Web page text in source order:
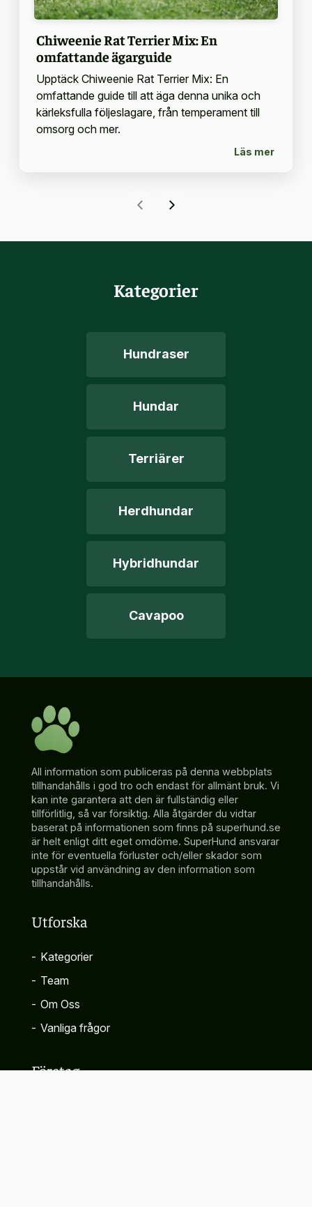
Chiweenie Rat Terrier Mix: En
omfattande ägarguide
Upptäck Chiweenie Rat Terrier Mix: En
omfattande guide till att äga denna unika och
kärleksfulla följeslagare, från temperament till
omsorg och mer.
Läs mer
Kategorier
Hundraser
Hundar
Terriärer
Herdhundar
Hybridhundar
Cavapoo
All information som publiceras på denna webbplats
tillhandahålls i god tro och endast för allmänt bruk. Vi
kan inte garantera att den är fullständig eller
tillförlitlig, så var försiktig. Alla åtgärder du vidtar
baserat på informationen som finns på superhund.se
är helt enligt ditt eget omdöme. SuperHund ansvarar
inte för eventuella förluster och/eller skador som
uppstår vid användning av den information som
tillhandahålls.
Utforska
- Kategorier
- Team
- Om Oss
- Vanliga frågor
Företag